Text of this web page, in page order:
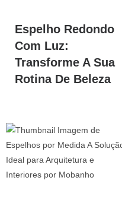
Espelho Redondo
Com Luz:
Transforme A Sua
Rotina De Beleza